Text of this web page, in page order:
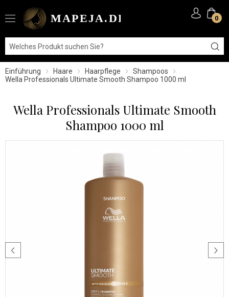
0
Einführung Haare Haarpflege
Shampoos
Wella Professionals Ultimate Smooth Shampoo 1000 ml
Wella Professionals Ultimate Smooth
Shampoo 1000 ml